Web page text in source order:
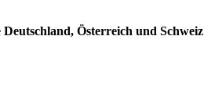
Österreich und Schweiz